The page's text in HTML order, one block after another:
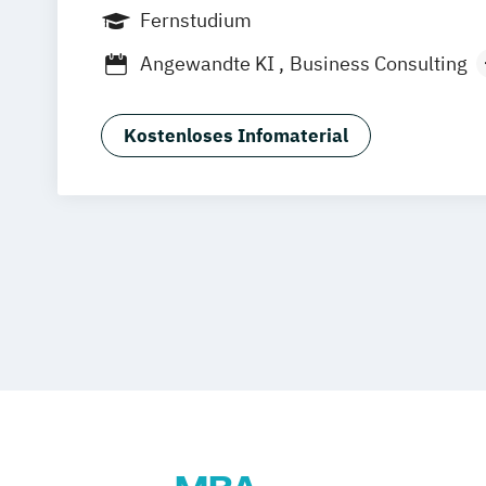
Frankfurt am Main
Fernstudium
Angewandte KI
Business Consulting
Human Resource Management
International Logistics & Trade
Kostenloses Infomaterial